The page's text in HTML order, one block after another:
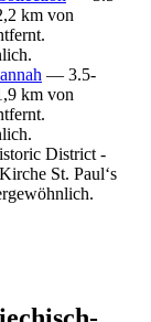
km von
— 3.5-
km von
District -
St. Paul‘s